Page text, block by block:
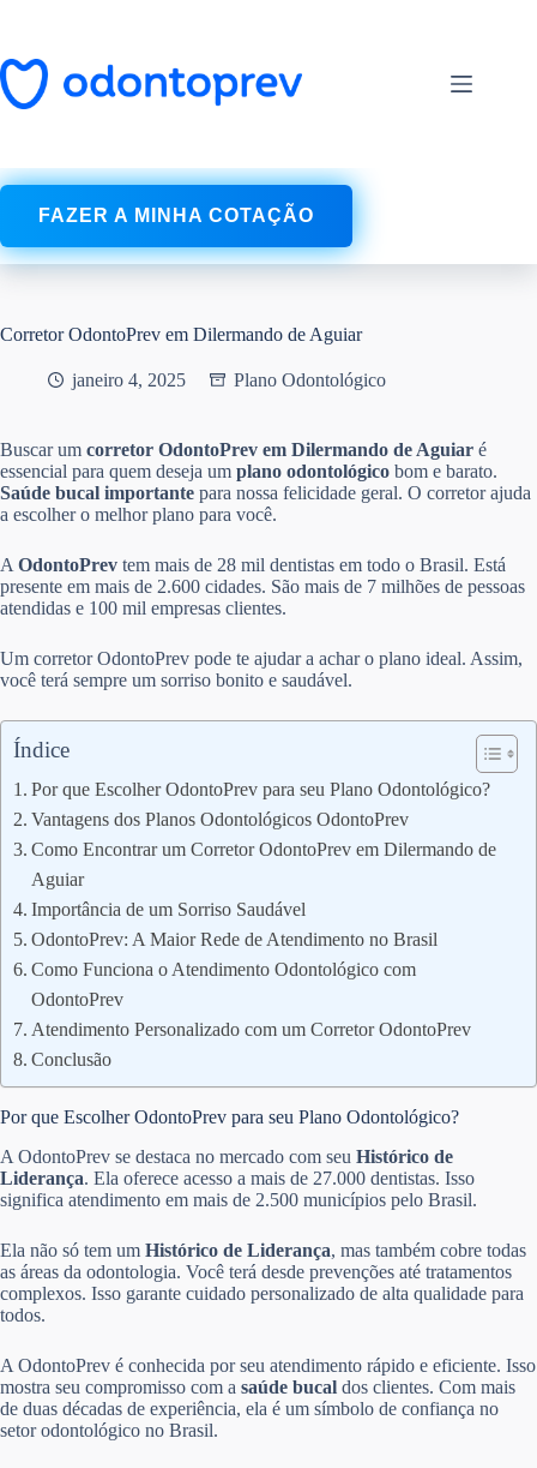
conteúdo
FAZER A MINHA COTAÇÃO
Corretor OdontoPrev em Dilermando de Aguiar
janeiro 4, 2025 Plano Odontológico
Buscar um corretor OdontoPrev em Dilermando de Aguiar é
essencial para quem deseja um plano odontológico bom e barato.
Saúde bucal importante para nossa felicidade geral. O corretor ajuda
a escolher o melhor plano para você.
A OdontoPrev tem mais de 28 mil dentistas em todo o Brasil. Está
presente em mais de 2.600 cidades. São mais de 7 milhões de pessoas
atendidas e 100 mil empresas clientes.
Um corretor OdontoPrev pode te ajudar a achar o plano ideal. Assim,
você terá sempre um sorriso bonito e saudável.
Índice
Por que Escolher OdontoPrev para seu Plano Odontológico?
Vantagens dos Planos Odontológicos OdontoPrev
Como Encontrar um Corretor OdontoPrev em Dilermando de
Aguiar
Importância de um Sorriso Saudável
OdontoPrev: A Maior Rede de Atendimento no Brasil
Como Funciona o Atendimento Odontológico com
OdontoPrev
Atendimento Personalizado com um Corretor OdontoPrev
Conclusão
Por que Escolher OdontoPrev para seu Plano Odontológico?
A OdontoPrev se destaca no mercado com seu Histórico de
Liderança. Ela oferece acesso a mais de 27.000 dentistas. Isso
significa atendimento em mais de 2.500 municípios pelo Brasil.
Ela não só tem um Histórico de Liderança, mas também cobre todas
as áreas da odontologia. Você terá desde prevenções até tratamentos
complexos. Isso garante cuidado personalizado de alta qualidade para
todos.
A OdontoPrev é conhecida por seu atendimento rápido e eficiente. Isso
mostra seu compromisso com a saúde bucal dos clientes. Com mais
de duas décadas de experiência, ela é um símbolo de confiança no
setor odontológico no Brasil.